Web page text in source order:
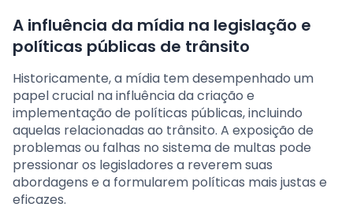
A influência da mídia na legislação e
políticas públicas de trânsito
Historicamente, a mídia tem desempenhado um
papel crucial na influência da criação e
implementação de políticas públicas, incluindo
aquelas relacionadas ao trânsito. A exposição de
problemas ou falhas no sistema de multas pode
pressionar os legisladores a reverem suas
abordagens e a formularem políticas mais justas e
eficazes.